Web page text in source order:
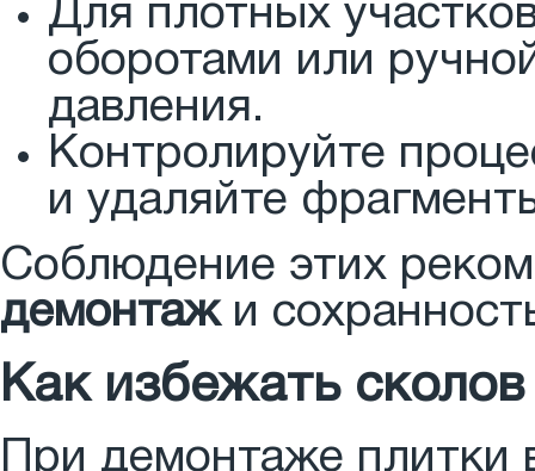
Для плотных
оборотами или
давления.
Контролируйте
и удаляйте
Соблюдение этих
демонтажи
Как избежать
При демонтаже плитки